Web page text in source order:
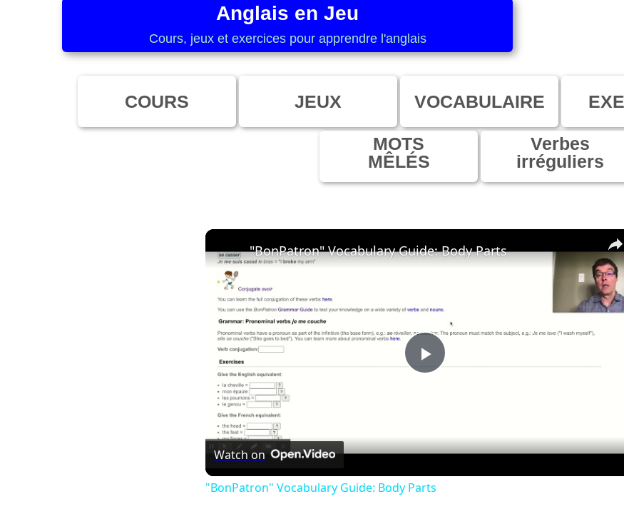
Anglais en Jeu
Cours, jeux et exercices pour apprendre l'anglais
COURS JEUX VOCABULAIRE
MOTS
MÊLÉS
Verbes
irréguliers
Play
"BonPatron" Vocabulary Guide: Body Parts
Watch on
"BonPatron" Vocabulary Guide: Body Parts